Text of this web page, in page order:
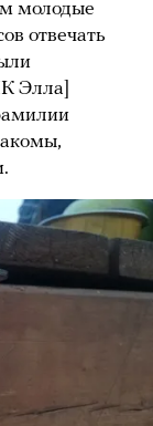
молодые
отвечать
Элла]